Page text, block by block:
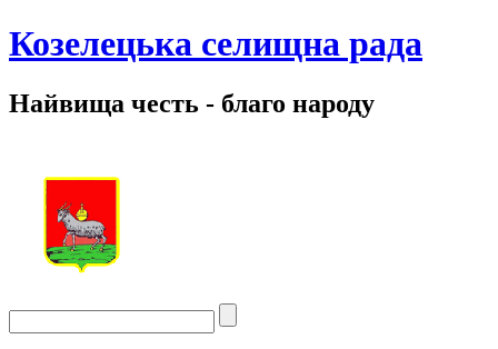
Козелецька селищна рада
Найвища честь - благо народу